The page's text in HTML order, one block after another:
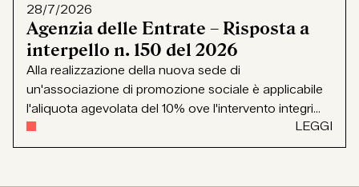
28/7/2026
Agenzia delle Entrate – Risposta a
interpello n. 150 del 2026
Alla realizzazione della nuova sede di
un'associazione di promozione sociale è applicabile
l'aliquota agevolata del 10% ove l'intervento integri...
LEGGI